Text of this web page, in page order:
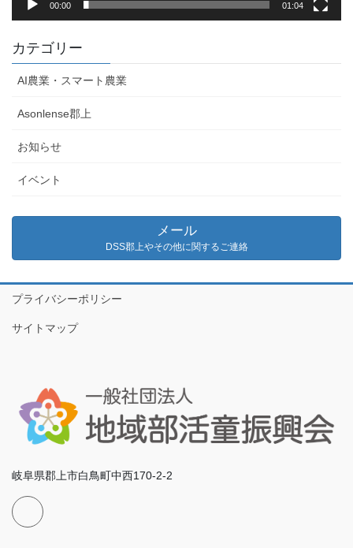
00:00 01:04
カテゴリー
AI農業・スマート農業
Asonlense郡上
お知らせ
イベント
メール
DSS郡上やその他に関するご連絡
プライバシーポリシー
サイトマップ
岐阜県郡上市白鳥町中西170-2-2